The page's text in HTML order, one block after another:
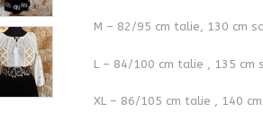
M – 82/95 cm talie, 130 cm
L – 84/100 cm talie , 135 cm
XL – 86/105 cm talie , 140